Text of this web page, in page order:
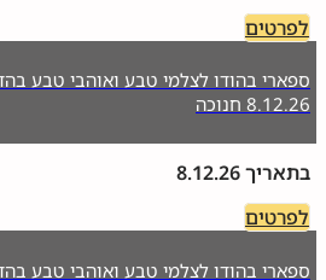
לפרטים
ספארי בהודו לצלמי טבע ואוהבי טבע
8.12.26 חנוכה
בתאריך 8.12.26
לפרטים